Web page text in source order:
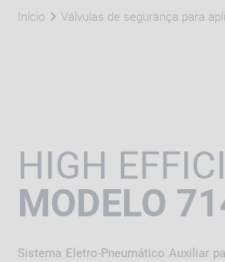
Início Válvulas de segurança para
HIGH
MODELO
Sistema Eletro-Pneumático Auxiliar